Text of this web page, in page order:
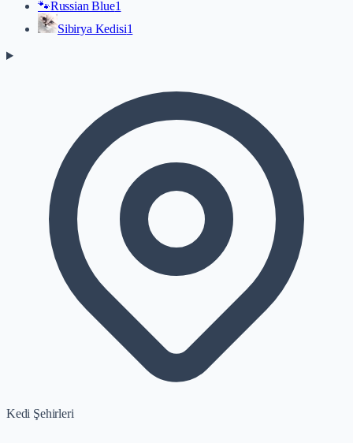
🐾Russian Blue1
Sibirya Kedisi1
Kedi Şehirleri